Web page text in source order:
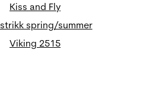
Kiss and Fly
spring/summer
Viking 2515